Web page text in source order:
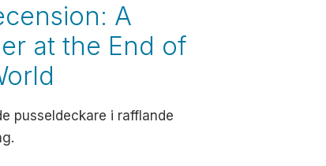
A
at the End of
pusseldeckare i rafflande